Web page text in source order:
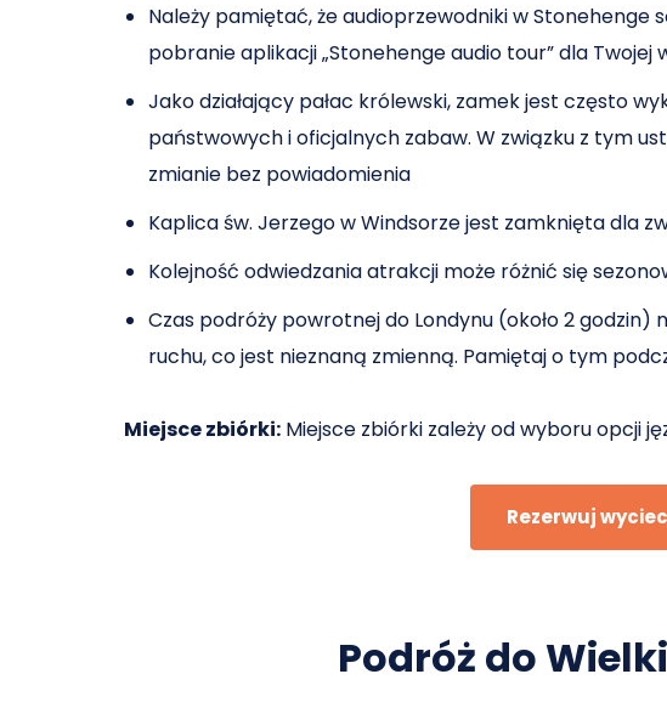
Należy pamiętać, że audioprzewodniki w Stonehenge
pobranie aplikacji „Stonehenge audio tour” dla Twojej
Jako działający pałac królewski, zamek jest często
państwowych i oficjalnych zabaw. W związku z tym
zmianie bez powiadomienia
Kaplica św. Jerzego w Windsorze jest zamknięta dla
Kolejność odwiedzania atrakcji może różnić się
Czas podróży powrotnej do Londynu (około 2 godzin)
ruchu, co jest nieznaną zmienną. Pamiętaj o tym
Miejsce zbiórki: Miejsce zbiórki zależy od wyboru opcji
Rezerwuj
Podróż do